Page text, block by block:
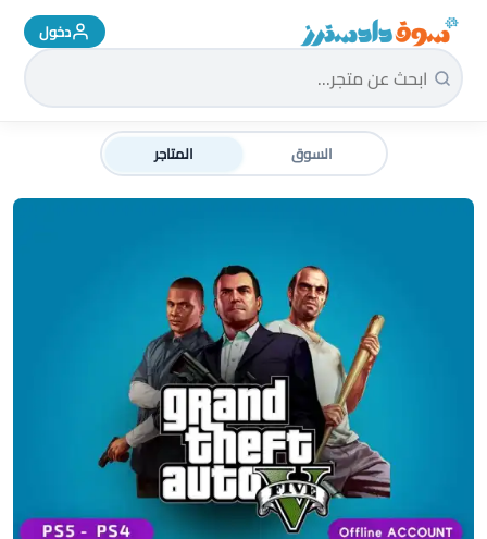
سوق دادسترز الرئيسية دخول
السوق المتاجر